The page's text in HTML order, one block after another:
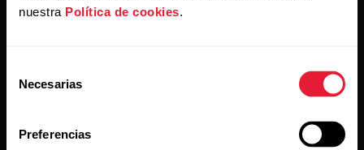
nuestra Política de cookies.
Necesarias
Preferencias
entrada.